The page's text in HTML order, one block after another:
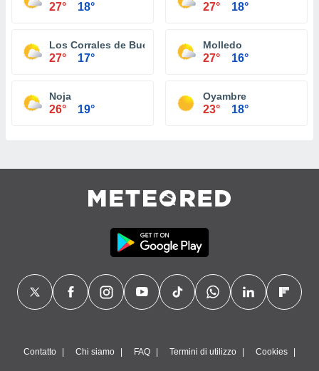
27° 18° 27° 18°
Los Corrales de Buelna
27° 17°
Molledo
27° 16°
Noja
26° 19°
Oyambre
23° 18°
Contatto Chi siamo FAQ Termini di utilizzo Cookies